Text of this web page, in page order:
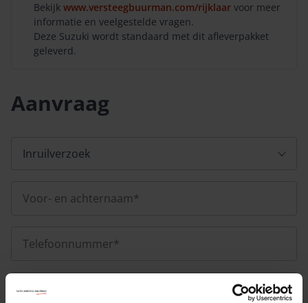
Bekijk www.versteegbuurman.com/rijklaar voor meer
informatie en veelgestelde vragen.
Deze Suzuki wordt standaard met dit afleverpakket
geleverd.
Aanvraag